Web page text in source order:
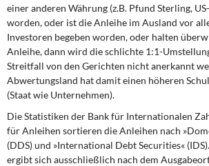
einer anderen Währung (z.B. Pfund Sterling,
worden, oder ist die Anleihe im Ausland vor
Investoren begeben worden, oder halten
Anleihe, dann wird die schlichte 1:1-
Streitfall von den Gerichten nicht anerkannt
Abwertungsland hat damit einen höheren
(Staat wie Unternehmen).
Die Statistiken der Bank für Internationalen
für Anleihen sortieren die Anleihen nach
(DDS) und »International Debt Securities«
ergibt sich ausschließlich nach dem